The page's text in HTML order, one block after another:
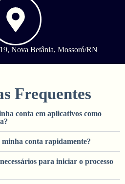
Nova Betânia, Mossoró/RN
Frequentes
conta em aplicativos como
conta rapidamente?
para iniciar o processo